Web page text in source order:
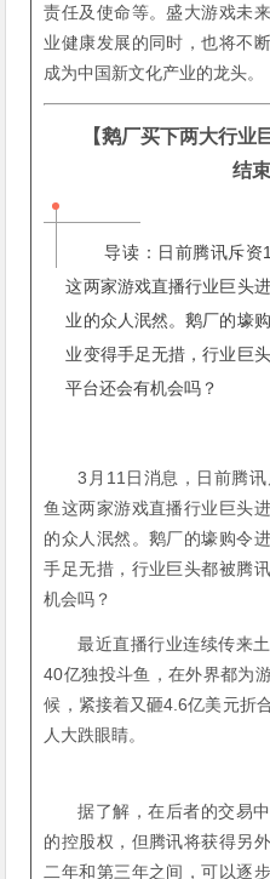
责任及使命等。盛大游戏未
业健康发展的同时，也将不
成为中国新文化产业的龙头。
【鹅厂买下两大行业
结
导读：日前腾讯斥资
这两家游戏直播行业巨头
业的众人泯然。鹅厂的壕
业变得手足无措，行业巨
平台还会有机会吗？
3月11日消息，日前腾
鱼这两家游戏直播行业巨头
的众人泯然。鹅厂的壕购令
手足无措，行业巨头都被腾
机会吗？
最近直播行业连续传来
40亿独投斗鱼，在外界都为
候，紧接着又砸4.6亿美元折
人大跌眼睛。
据了解，在后者的交易
的控股权，但腾讯将获得另
二年和第三年之间，可以逐